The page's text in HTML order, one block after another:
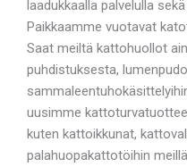
laadukkaalla palvelulla
Paikkaamme vuotavat
Saat meiltä kattohuollot
puhdistuksesta,
uusimme
kuten kattoikkunat,
palahuopakattotöihin